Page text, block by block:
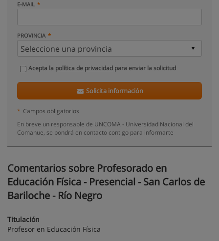
E-MAIL
PROVINCIA
Acepta la política de privacidad para enviar la solicitud
Solicita información
* Campos obligatorios
En breve un responsable de UNCOMA - Universidad Nacional del
Comahue, se pondrá en contacto contigo para informarte
Comentarios sobre Profesorado en
Educación Física - Presencial - San Carlos de
Bariloche - Río Negro
Titulación
Profesor en Educación Física